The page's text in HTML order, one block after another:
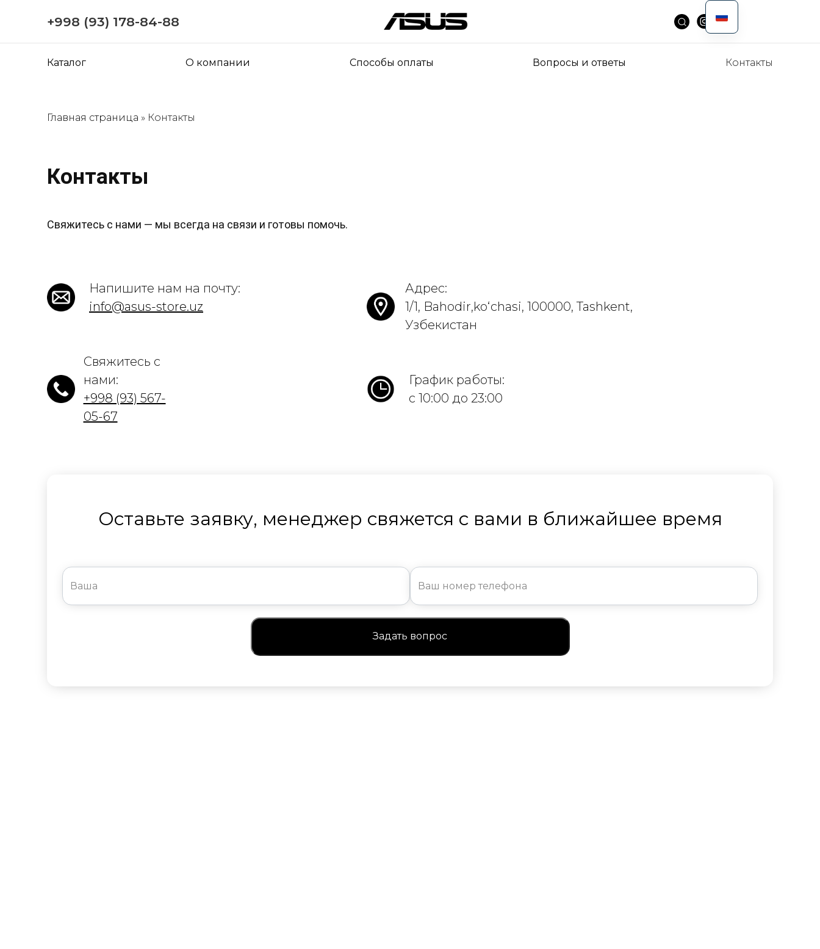
+998 (93) 178-84-88
Каталог О компании Способы оплаты Вопросы и ответы Контакты
Главная страница » Контакты
Контакты
Свяжитесь с нами — мы всегда на связи и готовы помочь.
Напишите нам на почту:
info@asus-store.uz
Свяжитесь с
нами:
+998 (93) 567-
05-67
Адрес:
1/1, Bahodir,koʻchasi, 100000, Tashkent,
Узбекистан
График работы:
с 10:00 до 23:00
Оставьте заявку, менеджер свяжется с вами в ближайшее время